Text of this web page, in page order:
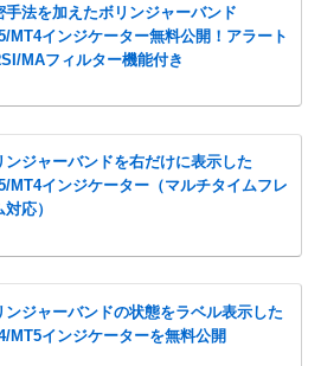
手法を加えたボリンジャーバンド
MT4インジケーター無料公開！アラート
MAフィルター機能付き
ンジャーバンドを右だけに表示した
MT4インジケーター（マルチタイムフレ
対応）
ンジャーバンドの状態をラベル表示した
MT5インジケーターを無料公開